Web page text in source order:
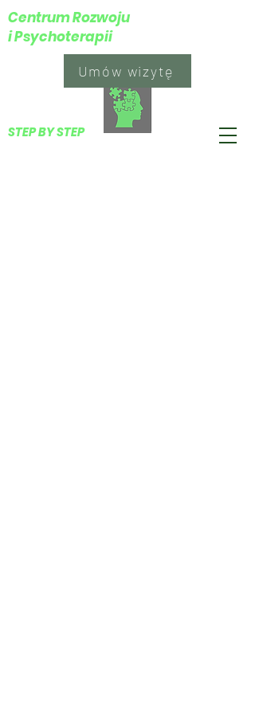
​STEP BY STEP
Umów wizytę
Centrum Rozwoju
i Psychoterapii